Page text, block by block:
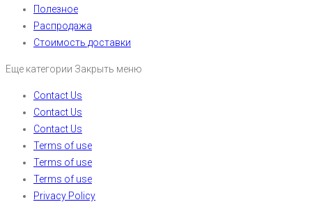
Полезное
Распродажа
Стоимость доставки
Еще категории Закрыть меню
Contact Us
Contact Us
Contact Us
Terms of use
Terms of use
Terms of use
Privacy Policy